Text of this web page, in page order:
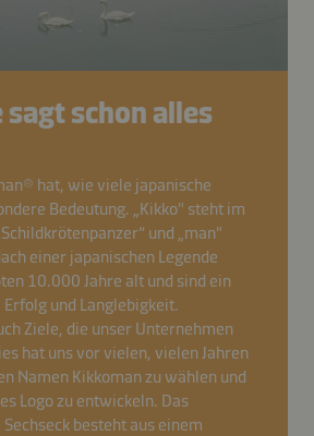
sagt schon alles
hat, wie viele japanische
Bedeutung. „Kikko" steht im
und „man"
einer japanischen Legende
10.000 Jahre alt und sind ein
Erfolg und Langlebigkeit.
Ziele, die unser Unternehmen
hat uns vor vielen, vielen Jahren
Namen Kikkoman zu wählen und
Logo zu entwickeln. Das
besteht aus einem